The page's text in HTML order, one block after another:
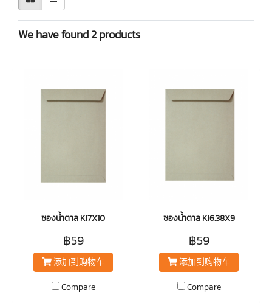
We have found 2 products
ซองน้ำตาล KI7X10
฿59
添加到购物车
Compare
ซองน้ำตาล KI6.38X9
฿59
添加到购物车
Compare